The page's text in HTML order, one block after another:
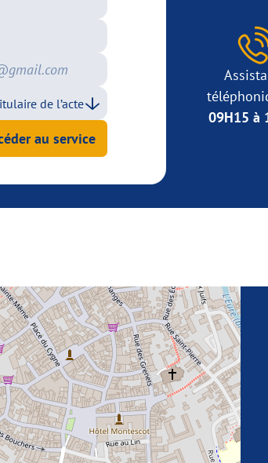
au service
09H15 à